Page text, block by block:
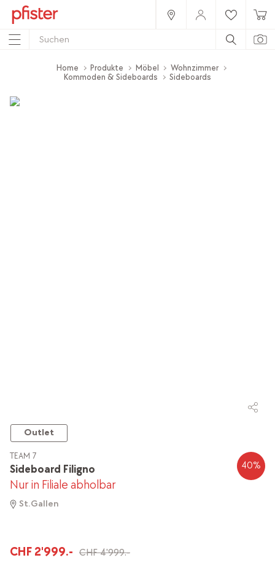
Home Produkte Möbel
Wohnzimmer
Kommoden & Sideboards
Sideboards
Outlet
Sideboard Filigno
TEAM 7
Nur in Filiale abholbar
St.Gallen
40%
CHF 2'999.- CHF 4'999.-